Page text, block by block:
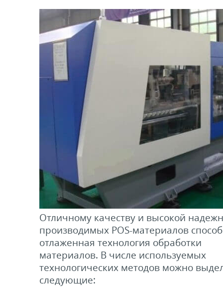
Отличному качеству и высокой
производимых POS-материалов
отлаженная технология обработки
материалов. В числе используемых
технологических методов можно
следующие: